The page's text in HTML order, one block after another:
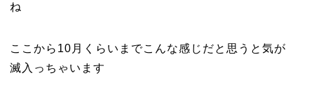
ね
ここから10月くらいまでこんな感じだと思うと気が
滅入っちゃいます